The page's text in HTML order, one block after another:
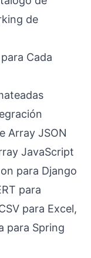
de
Cada
Array JSON
JavaScript
para Django
para
para Excel,
para Spring